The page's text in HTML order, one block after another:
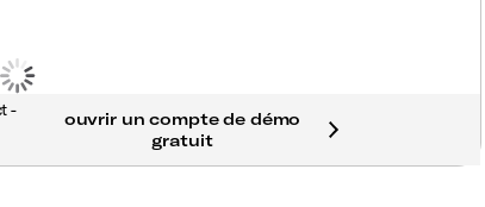
-